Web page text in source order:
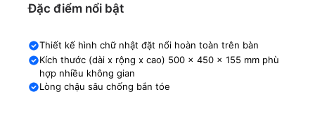
Đặc điểm nổi bật
Thiết kế hình chữ nhật đặt nổi hoàn toàn trên bàn
Kích thước (dài x rộng x cao) 500 x 450 x 155 mm phù
hợp nhiều không gian
Lòng chậu sâu chống bắn tóe